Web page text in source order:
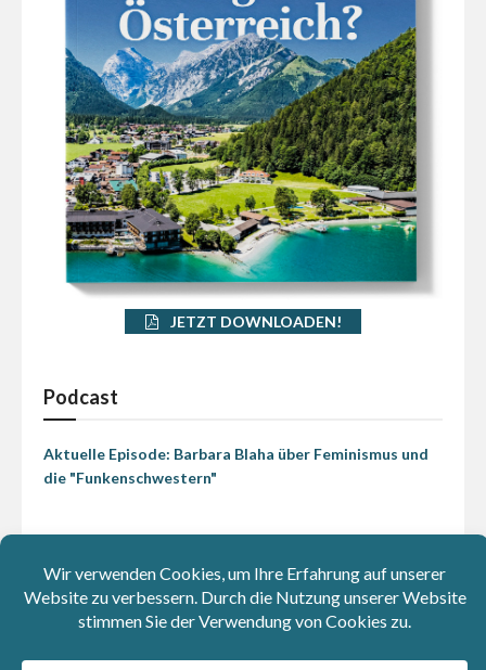
JETZT DOWNLOADEN!
Podcast
Aktuelle Episode: Barbara Blaha über Feminismus und
die "Funkenschwestern"